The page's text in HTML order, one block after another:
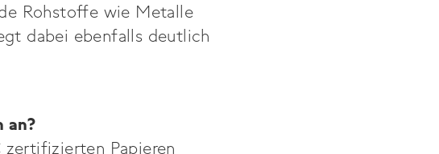
Rohstoffe wie Metalle
dabei ebenfalls deutlich
an?
zertifizierten Papieren